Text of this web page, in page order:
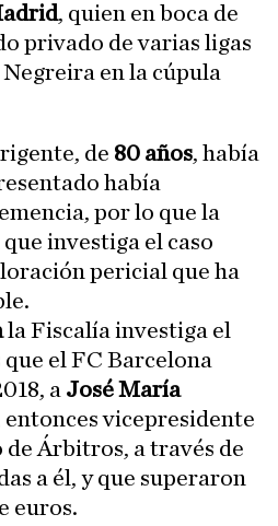
, quien en boca de
privado de varias ligas
en la cúpula
de 80 años, había
había
por lo que la
investiga el caso
pericial que ha
la Fiscalía investiga el
el FC Barcelona
a José María
entonces vicepresidente
Árbitros, a través de
a él, y que superaron
euros.